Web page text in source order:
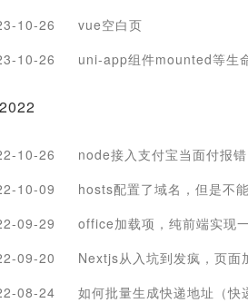
10-26
vue空白页
10-26
uni-app组件mounted等生
2022
10-26
node接入支付宝当面付报错
10-09
hosts配置了域名，但是不
09-29
office加载项，纯前端实现
09-20
Nextjs从入坑到发疯，页面
08-24
如何批量生成快递地址（快